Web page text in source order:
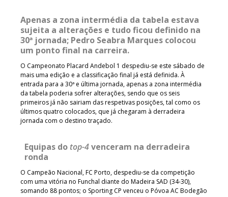
Apenas a zona intermédia da tabela estava
sujeita a alterações e tudo ficou definido na
30ª jornada; Pedro Seabra Marques colocou
um ponto final na carreira.
O Campeonato Placard Andebol 1 despediu-se este sábado de
mais uma edição e a classificação final já está definida. À
entrada para a 30ª e última jornada, apenas a zona intermédia
da tabela poderia sofrer alterações, sendo que os seis
primeiros já não sairiam das respetivas posições, tal como os
últimos quatro colocados, que já chegaram à derradeira
jornada com o destino traçado.
Equipas do top-4venceram na derradeira
ronda
O Campeão Nacional, FC Porto, despediu-se da competição
com uma vitória no Funchal diante do Madeira SAD (34-30),
somando 88 pontos; o Sporting CP venceu o Póvoa AC Bodegão